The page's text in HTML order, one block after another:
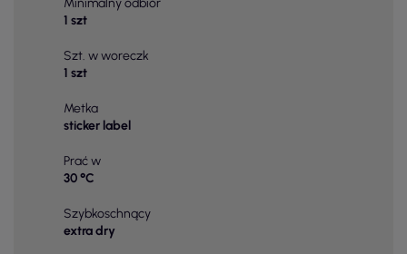
Minimalny odbiór
1 szt
Szt. w woreczk
1 szt
Metka
sticker label
Prać w
30 °C
Szybkoschnący
extra dry